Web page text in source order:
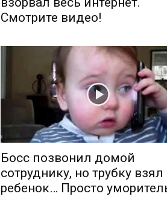
Смотрите видео!
Босс позвонил домой
сотруднику, но трубку взял
ребенок… Просто